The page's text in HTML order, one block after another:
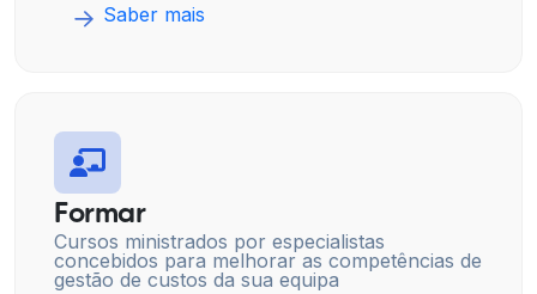
Saber mais
Formar
Cursos ministrados por especialistas
concebidos para melhorar as competências de
gestão de custos da sua equipa